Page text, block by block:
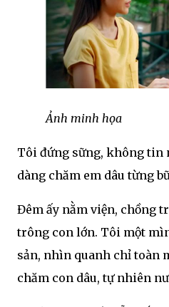
Ảnh minh họa
Tôi đứng sững, không tin
dàng chăm em dâu từng
Đêm ấy nằm viện, chồng
trông con lớn. Tôi một
sản, nhìn quanh chỉ toàn
chăm con dâu, tự nhiên